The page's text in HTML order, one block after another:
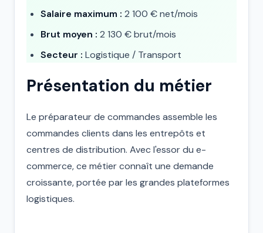
Salaire maximum : 2 100 € net/mois
Brut moyen : 2 130 € brut/mois
Secteur : Logistique / Transport
Présentation du métier
Le préparateur de commandes assemble les
commandes clients dans les entrepôts et
centres de distribution. Avec l'essor du e-
commerce, ce métier connaît une demande
croissante, portée par les grandes plateformes
logistiques.